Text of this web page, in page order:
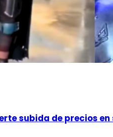
subida de precios